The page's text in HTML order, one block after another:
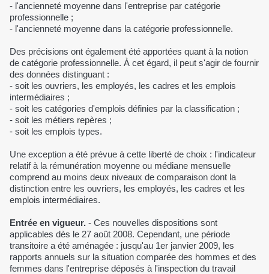
- l'ancienneté moyenne dans l'entreprise par catégorie
professionnelle ;
- l'ancienneté moyenne dans la catégorie professionnelle.
Des précisions ont également été apportées quant à la notion
de catégorie professionnelle. À cet égard, il peut s'agir de fournir
des données distinguant :
- soit les ouvriers, les employés, les cadres et les emplois
intermédiaires ;
- soit les catégories d'emplois définies par la classification ;
- soit les métiers repères ;
- soit les emplois types.
Une exception a été prévue à cette liberté de choix : l'indicateur
relatif à la rémunération moyenne ou médiane mensuelle
comprend au moins deux niveaux de comparaison dont la
distinction entre les ouvriers, les employés, les cadres et les
emplois intermédiaires.
Entrée en vigueur. - Ces nouvelles dispositions sont
applicables dès le 27 août 2008. Cependant, une période
transitoire a été aménagée : jusqu'au 1er janvier 2009, les
rapports annuels sur la situation comparée des hommes et des
femmes dans l'entreprise déposés à l'inspection du travail